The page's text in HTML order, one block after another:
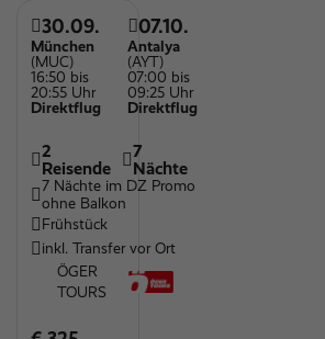
30.09.
München
(MUC)
16:50 bis
20:55 Uhr
Direktflug
07.10.
Antalya
(AYT)
07:00 bis
09:25 Uhr
Direktflug
2
Reisende
7
Nächte
7 Nächte im DZ Promo
ohne Balkon
Frühstück
inkl. Transfer vor Ort
ÖGER
TOURS